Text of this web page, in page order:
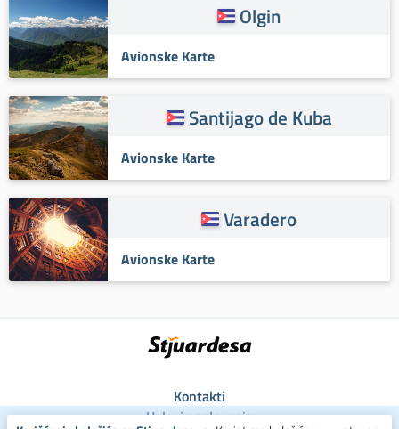
Olgin
Avionske Karte
Santijago de Kuba
Avionske Karte
Varadero
Avionske Karte
Kontakti
Uslovi poslovanja